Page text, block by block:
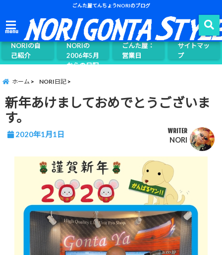
ごんた屋てんちょうNORIのブログ
menu
NORIの自
己紹介
ごんた屋て
んちょう
NORIの
2006年5月
からの日記
ごんた屋：
営業日
サイトマッ
プ
ホーム NORI日記
新年あけましておめでとうございま
す。
2020年1月1日 WRITER
NORI